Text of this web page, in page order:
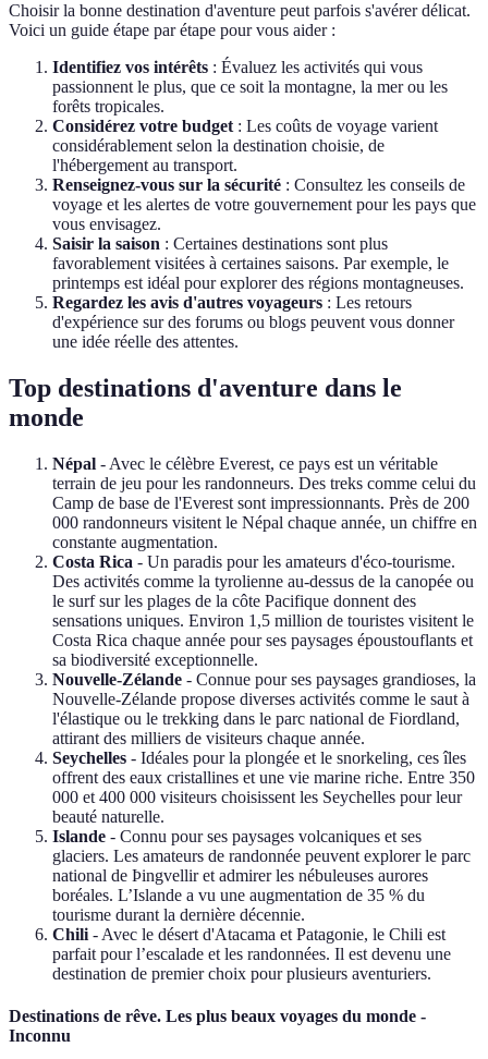
Choisir la bonne destination d'aventure peut parfois s'avérer délicat.
Voici un guide étape par étape pour vous aider :
Identifiez vos intérêts : Évaluez les activités qui vous
passionnent le plus, que ce soit la montagne, la mer ou les
forêts tropicales.
Considérez votre budget : Les coûts de voyage varient
considérablement selon la destination choisie, de
l'hébergement au transport.
Renseignez-vous sur la sécurité : Consultez les conseils de
voyage et les alertes de votre gouvernement pour les pays que
vous envisagez.
Saisir la saison : Certaines destinations sont plus
favorablement visitées à certaines saisons. Par exemple, le
printemps est idéal pour explorer des régions montagneuses.
Regardez les avis d'autres voyageurs : Les retours
d'expérience sur des forums ou blogs peuvent vous donner
une idée réelle des attentes.
Top destinations d'aventure dans le
monde
Népal - Avec le célèbre Everest, ce pays est un véritable
terrain de jeu pour les randonneurs. Des treks comme celui du
Camp de base de l'Everest sont impressionnants. Près de 200
000 randonneurs visitent le Népal chaque année, un chiffre en
constante augmentation.
Costa Rica - Un paradis pour les amateurs d'éco-tourisme.
Des activités comme la tyrolienne au-dessus de la canopée ou
le surf sur les plages de la côte Pacifique donnent des
sensations uniques. Environ 1,5 million de touristes visitent le
Costa Rica chaque année pour ses paysages époustouflants et
sa biodiversité exceptionnelle.
Nouvelle-Zélande - Connue pour ses paysages grandioses, la
Nouvelle-Zélande propose diverses activités comme le saut à
l'élastique ou le trekking dans le parc national de Fiordland,
attirant des milliers de visiteurs chaque année.
Seychelles - Idéales pour la plongée et le snorkeling, ces îles
offrent des eaux cristallines et une vie marine riche. Entre 350
000 et 400 000 visiteurs choisissent les Seychelles pour leur
beauté naturelle.
Islande - Connu pour ses paysages volcaniques et ses
glaciers. Les amateurs de randonnée peuvent explorer le parc
national de Þingvellir et admirer les nébuleuses aurores
boréales. L’Islande a vu une augmentation de 35 % du
tourisme durant la dernière décennie.
Chili - Avec le désert d'Atacama et Patagonie, le Chili est
parfait pour l’escalade et les randonnées. Il est devenu une
destination de premier choix pour plusieurs aventuriers.
Destinations de rêve. Les plus beaux voyages du monde -
Inconnu